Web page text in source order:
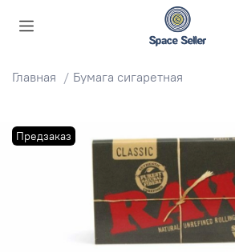
Главная Бумага сигаретная
Предзаказ